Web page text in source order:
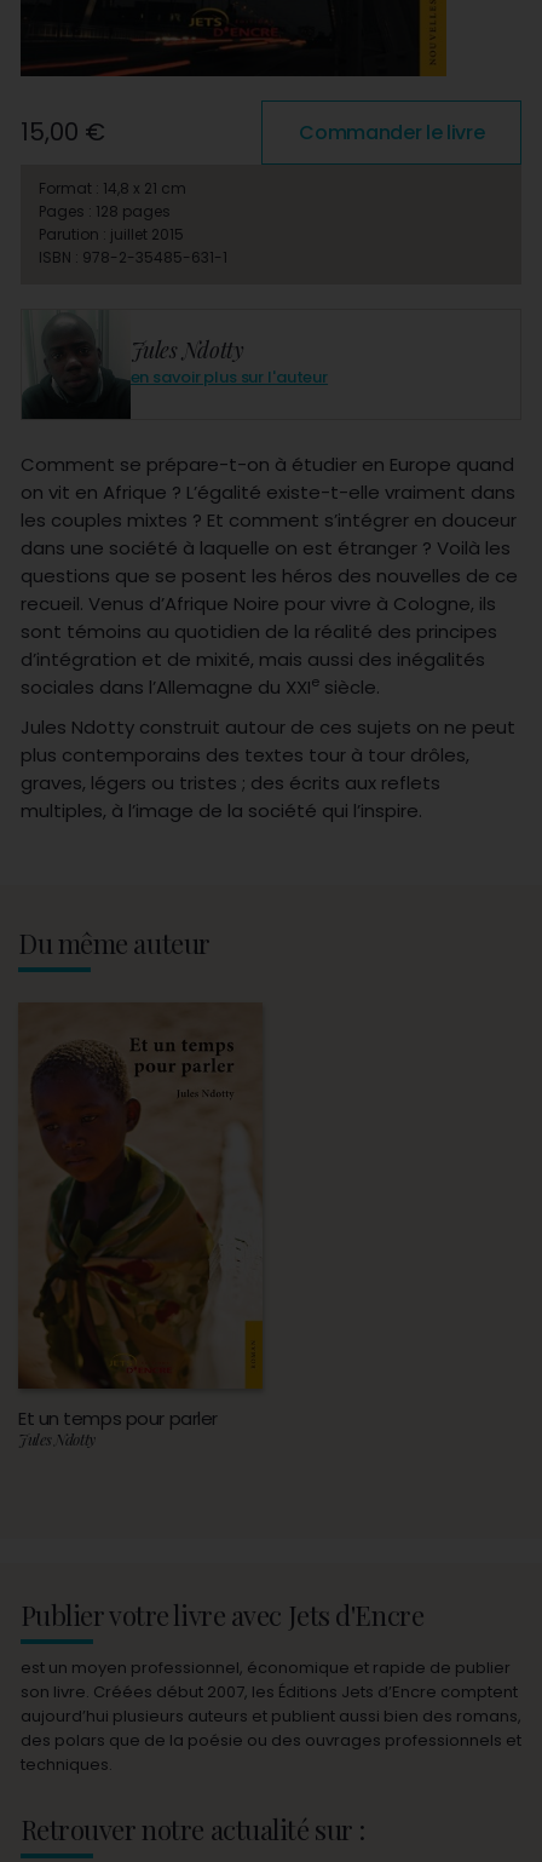
Jules Ndotty
en savoir plus sur l'auteur
Comment se prépare-t-on à étudier en Europe quand
on vit en Afrique ? L’égalité existe-t-elle vraiment dans
les couples mixtes ? Et comment s’intégrer en douceur
dans une société à laquelle on est étranger ? Voilà les
questions que se posent les héros des nouvelles de ce
recueil. Venus d’Afrique Noire pour vivre à Cologne, ils
sont témoins au quotidien de la réalité des principes
d’intégration et de mixité, mais aussi des inégalités
sociales dans l’Allemagne du XXIesiècle.
Jules Ndotty construit autour de ces sujets on ne peut
plus contemporains des textes tour à tour drôles,
graves, légers ou tristes ; des écrits aux reflets
multiples, à l’image de la société qui l’inspire.
15,00 € Commander le livre
Format : 14,8 x 21 cm
Pages : 128 pages
Parution : juillet 2015
ISBN : 978-2-35485-631-1
Du même auteur
Et un temps pour parler
Jules Ndotty
Publier votre livre avec Jets d'Encre
est un moyen professionnel, économique et rapide de publier
son livre. Créées début 2007, les Éditions Jets d’Encre comptent
aujourd’hui plusieurs auteurs et publient aussi bien des romans,
des polars que de la poésie ou des ouvrages professionnels et
techniques.
Retrouver notre actualité sur :